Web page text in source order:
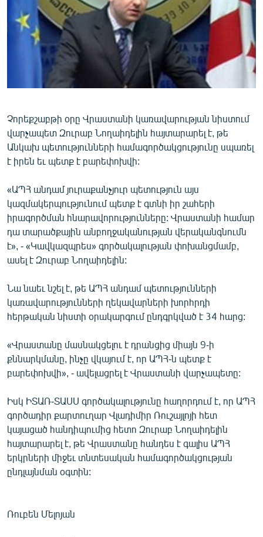
ՏԱՐԱԾԱՇՐՋԱՆ
ՄԻՋԱԶԳԱՅԻՆ
ՄՇԱԿՈՒՅԹ
ՄԵԿՆԱԲԱՆՈՒԹՅՈՒՆ
ԿՈՐՈՆԱՎԻՐՈՒՍ
ԱՐԽԻՎ
ԲԱՆԱՎԵՃ
ՁԳՏԵԼՈՎ ԼԱՎԱԳՈՒՅՆԻՆ
ՓՈԴՔԱՍԹ
English
Русский
ՀԵՏԵՎԵՔ ՄԵԶ
«Ազատության» բոլոր կայքերը
Չորեքշաբթի օրը Վրաստանի կառավարության նիստում
վարչապետ Զուրաբ Նողաիդելին հայտարարել է, թե
Անկախ պետությունների համագործակցությունը սպառել
է իրեն եւ պետք է բարեփոխվի:
«ԱՊՀ անդամ յուրաքանչյուր պետություն այս
կազմակերպությունում պետք է գտնի իր շահերի
իրագործման հնարավորությունները: Վրաստանի համար
դա տարածքային անբողջականության վերականգնումն
է», - «Կավկազպրես» գործակալության փոխանցմամբ,
ասել է Զուրաբ Նողաիդելին:
Նա նաեւ նշել է, թե ԱՊՀ անդամ պետությունների
կառավարությունների ղեկավարների խորհրդի
հերթական նիստի օրակարգում ընդգրկված է 34 հարց:
«Վրաստանը մասնակցելու է դրանցից միայն 9-ի
քննարկմանը, ինչը վկայում է, որ ԱՊՀ-ն պետք է
բարեփոխվի», - ավելացրել է Վրաստանի վարչապետը:
Իսկ ԻՏԱՌ-ՏԱՍՍ գործակալությունը հաղորդում է, որ ԱՊՀ
գործադիր քարտուղար Վլադիմիր Ռուշայլոյի հետ
կայացած հանդիպումից հետո Զուրաբ Նողաիդելին
հայտարարել է, թե Վրաստանը հանդես է գալիս ԱՊՀ
երկրների միջեւ տնտեսական համագործակցության
ընդլայնման օգտին:
Ռուբեն Մելոյան